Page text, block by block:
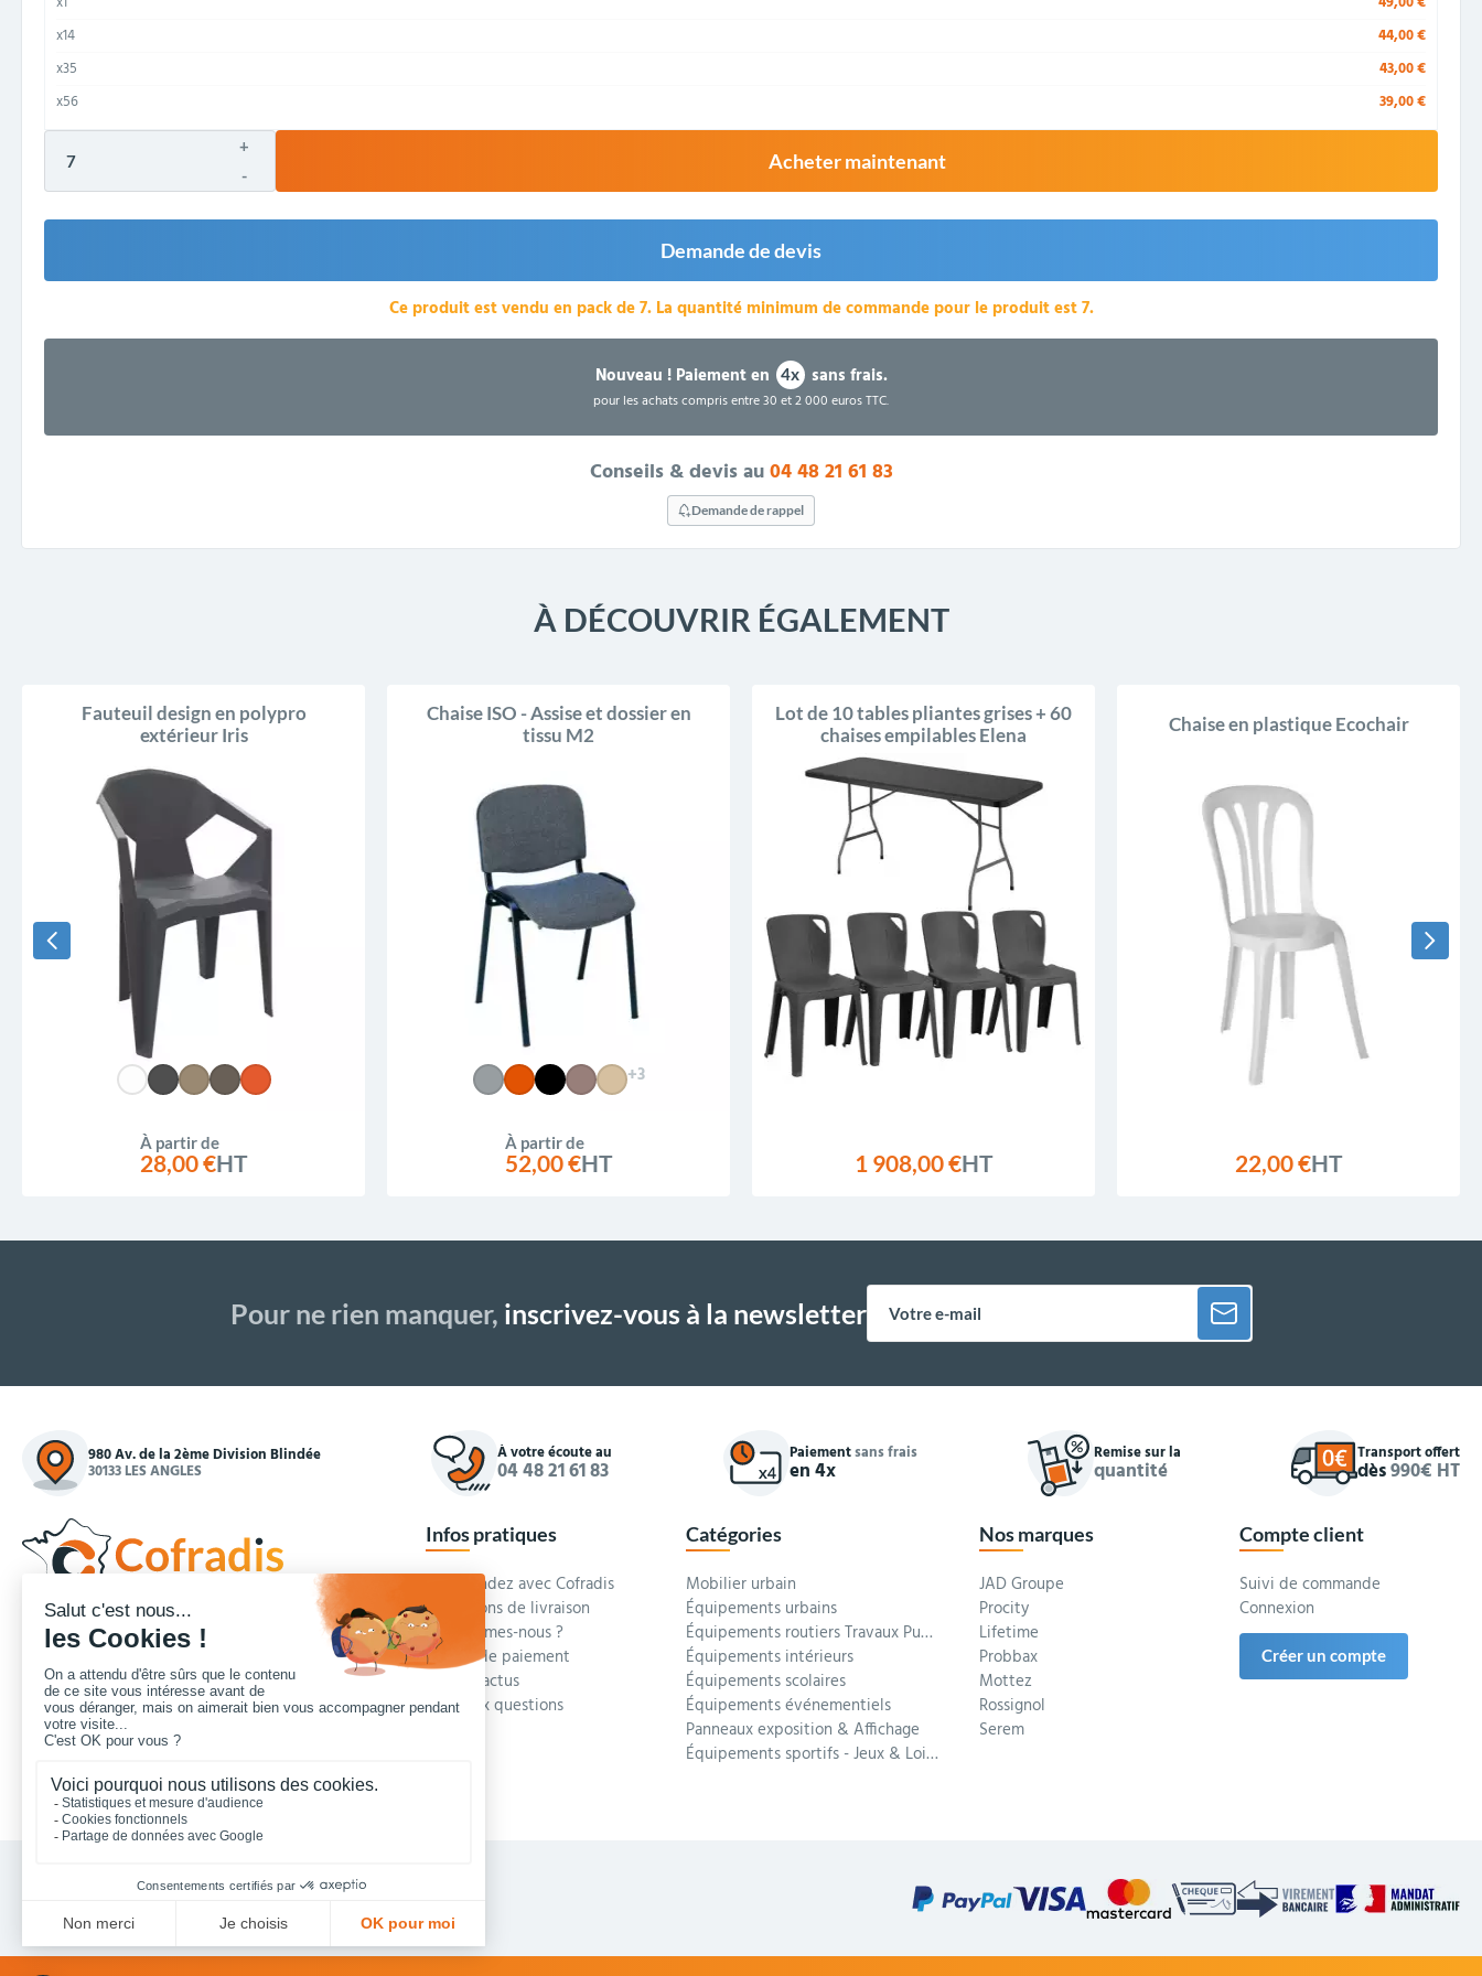
x14
44,00 €
x35
43,00 €
x56
39,00 €
+
-
Acheter maintenant
Demande de devis
Ce produit est vendu en pack de 7. La quantité minimum de commande pour le produit est 7.
Nouveau !Paiement en 4x sans frais.
pour les achats compris entre 30 et 2 000 euros TTC.
Conseils & devis au04 48 21 61 83
Demande de rappel
À DÉCOUVRIR ÉGALEMENT
Fauteuil design en polypro
extérieur Iris
À partir de
28,00 €HT
Chaise ISO - Assise et dossier en
tissu M2
+3
À partir de
52,00 €HT
Lot de 10 tables pliantes grises + 60
chaises empilables Elena
1 908,00 €HT
Chaise en plastique Ecochair
22,00 €HT
Pour ne rien manquer, inscrivez-vous à la newsletter
980 Av. de la 2ème Division Blindée
30133 LES ANGLES
À votre écoute au
04 48 21 61 83
Paiementsans frais
en 4x
Remise sur la
quantité
Transport offert
dès990€ HT
Concepteur et fournisseur de mobilier urbain,
Cofradis répond aux besoins d'équipements des
services des collectivités locales, des entreprises
de travaux publics, lycées, écoles.
Nous contacter
Infos pratiques
Commandez avec Cofradis
Conditions de livraison
Qui sommes-nous ?
Modes de paiement
Blog et actus
Foire aux questions
Catégories
Mobilier urbain
Équipements urbains
Équipements routiers Travaux Publics
Équipements intérieurs
Équipements scolaires
Équipements événementiels
Panneaux exposition & Affichage
Équipements sportifs - Jeux & Loisirs
Nos marques
JAD Groupe
Procity
Lifetime
Probbax
Mottez
Rossignol
Serem
Compte client
Suivi de commande
Connexion
Créer un compte
Vos achats collectivités en ligne sécurisés 7 J/7